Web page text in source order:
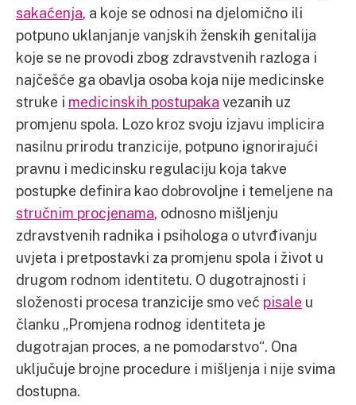
sakaćenja, a koje se odnosi na djelomično ili
potpuno uklanjanje vanjskih ženskih genitalija
koje se ne provodi zbog zdravstvenih razloga i
najčešće ga obavlja osoba koja nije medicinske
struke i medicinskih postupaka vezanih uz
promjenu spola. Lozo kroz svoju izjavu implicira
nasilnu prirodu tranzicije, potpuno ignorirajući
pravnu i medicinsku regulaciju koja takve
postupke definira kao dobrovoljne i temeljene na
stručnim procjenama, odnosno mišljenju
zdravstvenih radnika i psihologa o utvrđivanju
uvjeta i pretpostavki za promjenu spola i život u
drugom rodnom identitetu. O dugotrajnosti i
složenosti procesa tranzicije smo već pisale u
članku „Promjena rodnog identiteta je
dugotrajan proces, a ne pomodarstvo“. Ona
uključuje brojne procedure i mišljenja i nije svima
dostupna.